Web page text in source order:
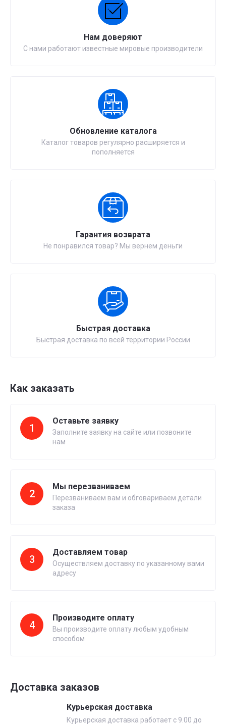
Нам доверяют
С нами работают известные мировые производители
Обновление каталога
Каталог товаров регулярно расширяется и
пополняется
Гарантия возврата
Не понравился товар? Мы вернем деньги
Быстрая доставка
Быстрая доставка по всей территории России
Как заказать
1
Оставьте заявку
Заполните заявку на сайте или позвоните
нам
2
Мы перезваниваем
Перезваниваем вам и обговариваем детали
заказа
3
Доставляем товар
Осуществляем доставку по указанному вами
адресу
4
Производите оплату
Вы производите оплату любым удобным
способом
Доставка заказов
Курьерская доставка
Курьерская доставка работает с 9.00 до